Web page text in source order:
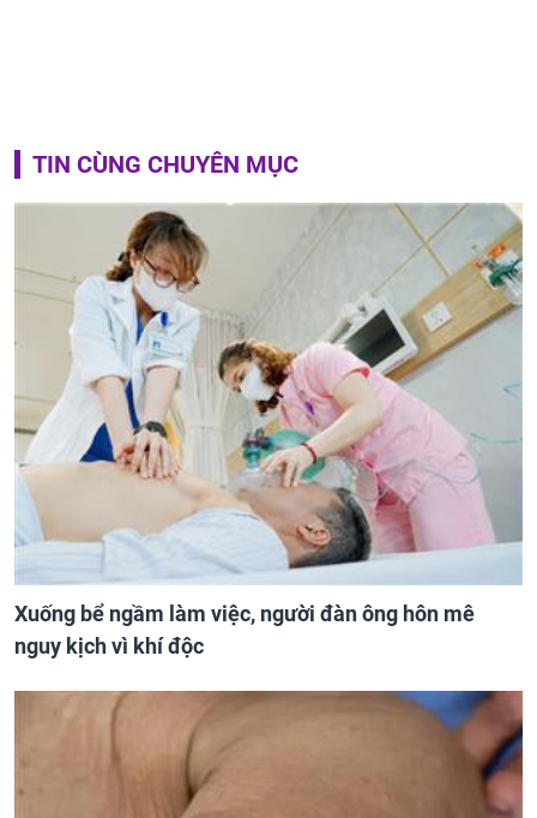
TIN CÙNG CHUYÊN MỤC
Xuống bể ngầm làm việc, người đàn ông hôn mê
nguy kịch vì khí độc